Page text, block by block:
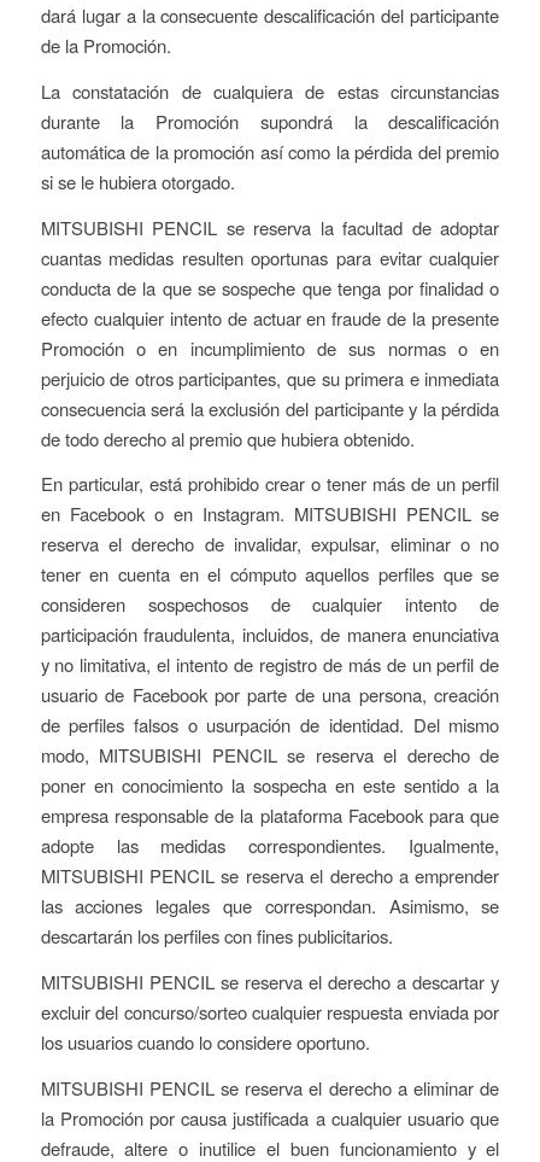
dará lugar a la consecuente descalificación del participante
de la Promoción.
La constatación de cualquiera de estas circunstancias
durante la Promoción supondrá la descalificación
automática de la promoción así como la pérdida del premio
si se le hubiera otorgado.
MITSUBISHI PENCIL se reserva la facultad de adoptar
cuantas medidas resulten oportunas para evitar cualquier
conducta de la que se sospeche que tenga por finalidad o
efecto cualquier intento de actuar en fraude de la presente
Promoción o en incumplimiento de sus normas o en
perjuicio de otros participantes, que su primera e inmediata
consecuencia será la exclusión del participante y la pérdida
de todo derecho al premio que hubiera obtenido.
En particular, está prohibido crear o tener más de un perfil
en Facebook o en Instagram. MITSUBISHI PENCIL se
reserva el derecho de invalidar, expulsar, eliminar o no
tener en cuenta en el cómputo aquellos perfiles que se
consideren sospechosos de cualquier intento de
participación fraudulenta, incluidos, de manera enunciativa
y no limitativa, el intento de registro de más de un perfil de
usuario de Facebook por parte de una persona, creación
de perfiles falsos o usurpación de identidad. Del mismo
modo, MITSUBISHI PENCIL se reserva el derecho de
poner en conocimiento la sospecha en este sentido a la
empresa responsable de la plataforma Facebook para que
adopte las medidas correspondientes. Igualmente,
MITSUBISHI PENCIL se reserva el derecho a emprender
las acciones legales que correspondan. Asimismo, se
descartarán los perfiles con fines publicitarios.
MITSUBISHI PENCIL se reserva el derecho a descartar y
excluir del concurso/sorteo cualquier respuesta enviada por
los usuarios cuando lo considere oportuno.
MITSUBISHI PENCIL se reserva el derecho a eliminar de
la Promoción por causa justificada a cualquier usuario que
defraude, altere o inutilice el buen funcionamiento y el